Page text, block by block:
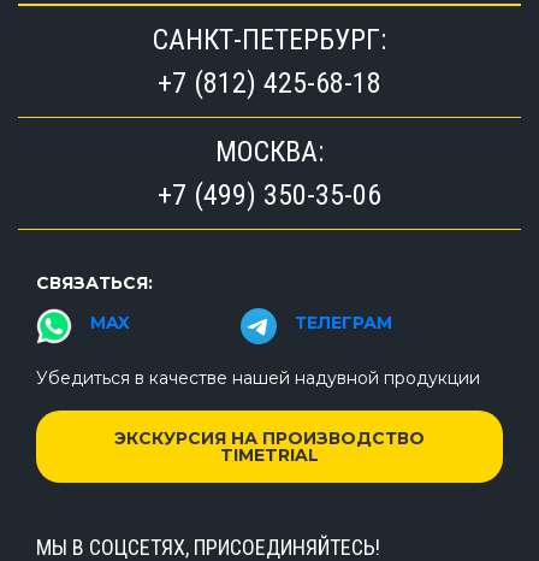
САНКТ-ПЕТЕРБУРГ:
+7 (812) 425-68-18
МОСКВА:
+7 (499) 350-35-06
СВЯЗАТЬСЯ:
MAX
ТЕЛЕГРАМ
Убедиться в качестве нашей надувной продукции
ЭКСКУРСИЯ НА ПРОИЗВОДСТВО
TIMETRIAL
МЫ В СОЦСЕТЯХ, ПРИСОЕДИНЯЙТЕСЬ!